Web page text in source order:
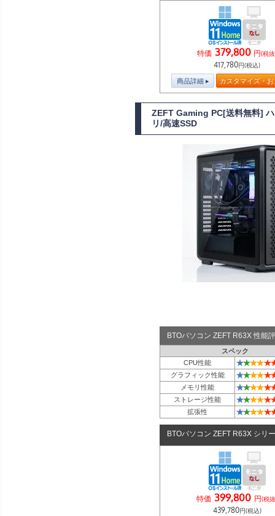
特価 379,800 円(税
417,780円(税込)
商品詳細 カスタマイズ・
ZEFT Gaming PC[送料無料]
リ/高速SSD
BTOパソコン ZEFT R63X 性能
スペック
CPU性能
★★★★★
グラフィック性能 ★★★★★
メモリ性能 ★★★★★
ストレージ性能 ★★★★★
拡張性 ★★★★★
BTOパソコン ZEFT R63X シリ
特価 399,800 円(税
439,780円(税込)